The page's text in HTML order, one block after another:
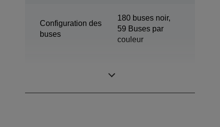
Configuration des
buses
180 buses noir,
59 Buses par
couleur